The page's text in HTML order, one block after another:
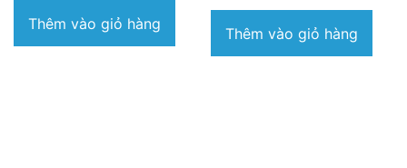
Thêm vào giỏ hàng
3.080.000₫.
tại
là:
Thêm vào giỏ hàng